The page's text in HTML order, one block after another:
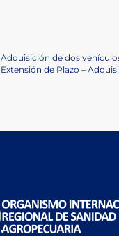
Previous
Post
Adquisición de dos
Next
Extensión de Plazo –